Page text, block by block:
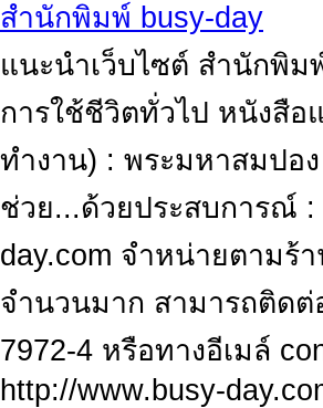
สำนักพิมพ์ busy-day
แนะนำเว็บไซต์ สำนักพิม
การใช้ชีวิตทั่วไป หนังสือ
ทำงาน) : พระมหาสมปอ
ช่วย...ด้วยประสบการณ์
day.com จำหน่ายตามร้
จำนวนมาก สามารถติดต่
7972-4 หรือทางอีเมล์
http://www.busy-